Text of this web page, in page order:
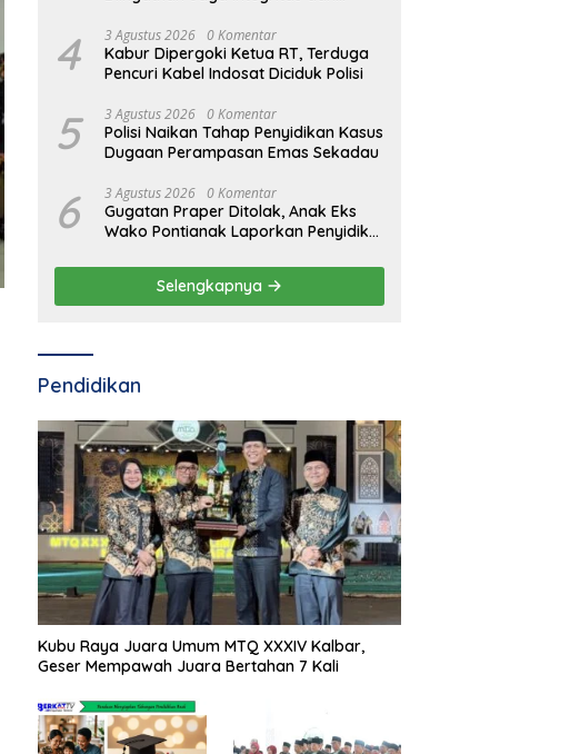
4 3 Agustus 2026 0 Komentar
Kabur Dipergoki Ketua RT, Terduga
Pencuri Kabel Indosat Diciduk Polisi
5 3 Agustus 2026 0 Komentar
Polisi Naikan Tahap Penyidikan Kasus
Dugaan Perampasan Emas Sekadau
6 3 Agustus 2026 0 Komentar
Gugatan Praper Ditolak, Anak Eks
Wako Pontianak Laporkan Penyidik
Selengkapnya
Pendidikan
Kubu Raya Juara Umum MTQ XXXIV Kalbar,
Geser Mempawah Juara Bertahan 7 Kali